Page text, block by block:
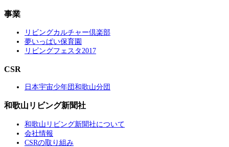
事業
リビングカルチャー倶楽部
夢いっぱい保育園
リビングフェスタ2017
CSR
日本宇宙少年団和歌山分団
和歌山リビング新聞社
和歌山リビング新聞社について
会社情報
CSRの取り組み